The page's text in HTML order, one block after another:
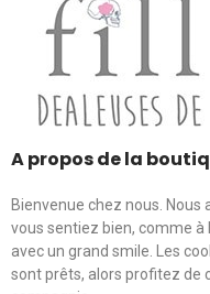
A propos de la
Bienvenue chez nous. Nous
vous sentiez bien, comme à
avec un grand smile. Les
sont prêts, alors profitez de